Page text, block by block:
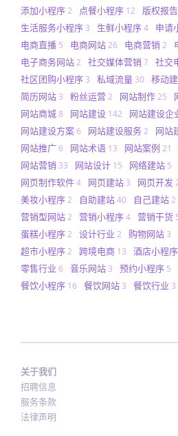
添加小程序2 点餐小程序 12 版权报告
生活服务小程序 3 生鲜小程序4 申请
电商直播 5 电商网站26 电商营销 2
电子商务网站2 社交媒体营销 7 社交
社区团购小程序 3 私域流量 30 移动
简历网站 3 粉丝运营2 网站制作25
网站商城8 网站建设 142 网站建设企
网站建设方案6 网站建设服务2 网站
网站推广6 网站术语 13 网站案例 21
网站营销 33 网站设计 15 网络建站 5
网页制作软件4 网页建站 3 网页开发
美妆小程序2 自助建站40 自己建站2
营销型网站2 营销小程序4 营销干货
蛋糕小程序2 设计行业 2 购物网站 3
超市小程序2 跨境电商 13 酒店小程序
零售行业 6 音乐网站 3 预约小程序 5
餐饮小程序 16 餐饮网站 3 餐饮行业 3
关于我们
招聘信息
服务条款
法律声明